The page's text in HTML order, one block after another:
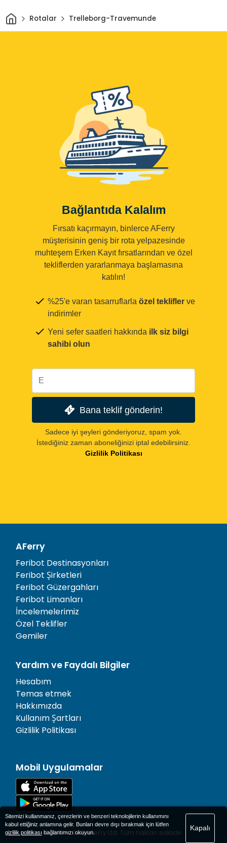
Ev Rotalar Trelleborg-Travemunde
Bağlantıda Kalalım
Fırsatı kaçırmayın, binlerce AFerry
müşterisinin geniş bir rota yelpazesinde
muhteşem Erken Kayıt fırsatlarından ve özel
tekliflerden yararlanmaya başlamasına
katılın!
%25'e varan tasarruflarla özel teklifler ve
indirimler
Yeni sefer saatleri hakkında ilk siz bilgi
sahibi olun
Bana teklif gönderin!
Sadece iyi şeyleri gönderiyoruz, spam yok.
İstediğiniz zaman aboneliğinizi iptal edebilirsiniz.
Gizlilik Politikası
AFerry
Feribot Destinasyonları
Feribot Şirketleri
Feribot Güzergahları
Feribot Limanları
İncelemelerimiz
Özel Teklifler
Gemiler
Yardım ve Faydalı Bilgiler
Hesabım
Temas etmek
Hakkımızda
Kullanım Şartları
Gizlilik Politikası
Mobil Uygulamalar
© 1977-2026AFerry Ltd. Tüm hakları saklıdır.
Sitemizi kullanmanız, çerezlerin ve benzeri teknolojilerin kullanımını
kabul ettiğiniz anlamına gelir. Bunları devre dışı bırakmak için lütfen
gizlilik politikası bağlantımızı okuyun.
Kapalı